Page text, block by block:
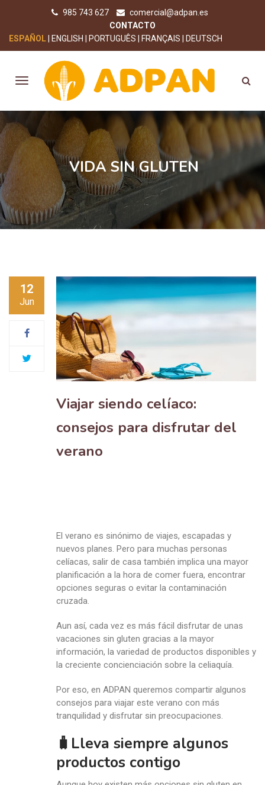
985 743 627
comercial@adpan.es
CONTACTO
ESPAÑOL
ENGLISH PORTUGUÊS FRANÇAIS DEUTSCH
VIDA SIN GLUTEN
12
Jun
Viajar siendo celíaco:
consejos para disfrutar del
verano
El verano es sinónimo de viajes, escapadas y
nuevos planes. Pero para muchas personas
celíacas, salir de casa también implica una mayor
planificación a la hora de comer fuera, encontrar
opciones seguras o evitar la contaminación
cruzada.
Aun así, cada vez es más fácil disfrutar de unas
vacaciones sin gluten gracias a la mayor
información, la variedad de productos disponibles y
la creciente concienciación sobre la celiaquía.
Por eso, en ADPAN queremos compartir algunos
consejos para viajar este verano con más
tranquilidad y disfrutar sin preocupaciones.
🧳Lleva siempre algunos
productos contigo